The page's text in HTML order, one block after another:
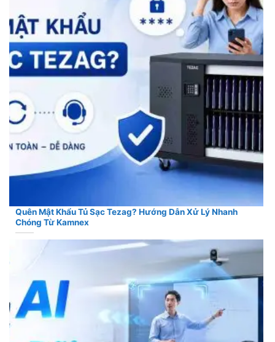
Quên Mật Khẩu Tủ Sạc Tezag? Hướng Dẫn Xử Lý Nhanh
Chóng Từ Kamnex